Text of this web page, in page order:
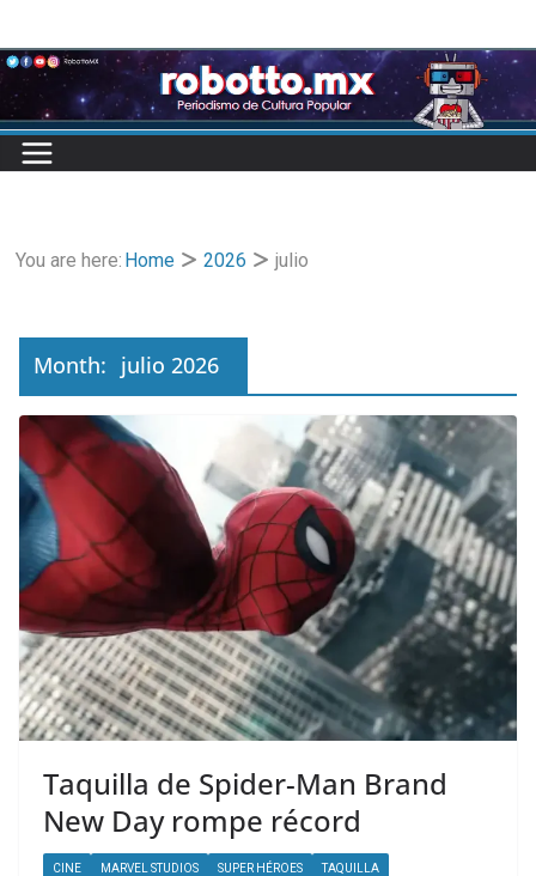
to
content
You are here: Home 2026 julio
Month: julio 2026
Taquilla de Spider-Man Brand
New Day rompe récord
CINE MARVEL STUDIOS SUPER HÉROES TAQUILLA